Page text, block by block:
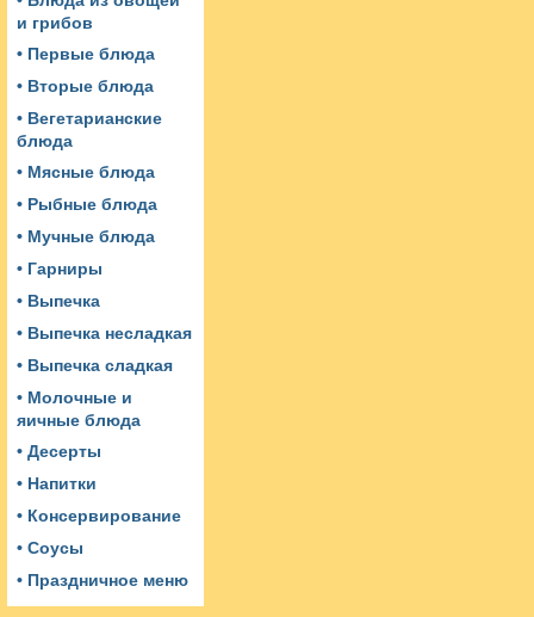
и грибов
• Первые блюда
• Вторые блюда
• Вегетарианские
блюда
• Мясные блюда
• Рыбные блюда
• Мучные блюда
• Гарниры
• Выпечка
• Выпечка несладкая
• Выпечка сладкая
• Молочные и
яичные блюда
• Десерты
• Напитки
• Консервирование
• Соусы
• Праздничное меню